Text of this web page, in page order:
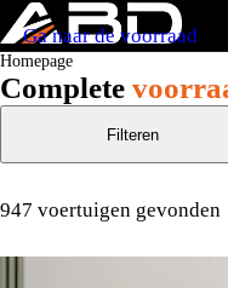
Homepage
Complete
Ga naar de voorraad
947 voertuigen gevonden
Filteren